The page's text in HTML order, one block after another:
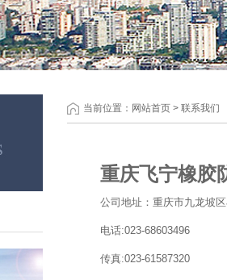
当前位置： 网站首页 > 联系我们
重庆飞宁橡胶
公司地址：重庆市九龙坡
电话:023-68603496
传真:023-61587320